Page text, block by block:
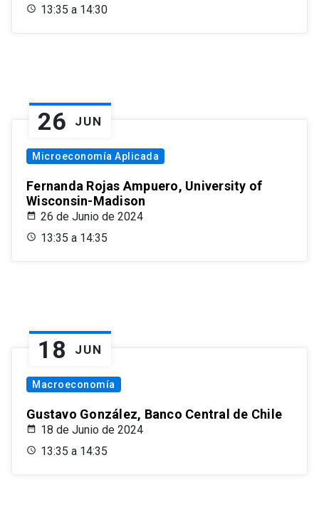
13:35 a 14:30
26 JUN
Microeconomía Aplicada
Fernanda Rojas Ampuero, University of
Wisconsin-Madison
26 de Junio de 2024
13:35 a 14:35
18 JUN
Macroeconomía
Gustavo González, Banco Central de Chile
18 de Junio de 2024
13:35 a 14:35